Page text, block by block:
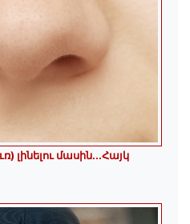
մասին․․․Հայկ